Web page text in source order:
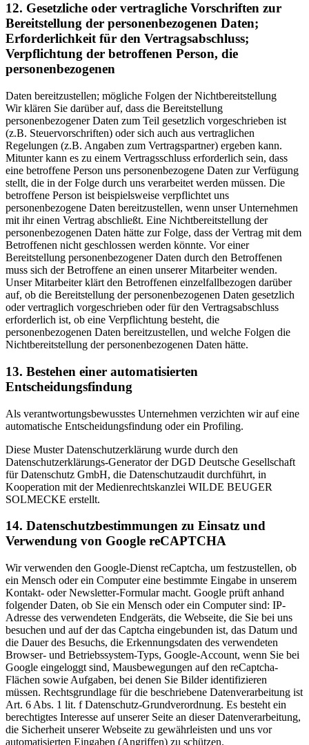
12. Gesetzliche oder vertragliche Vorschriften zur
Bereitstellung der personenbezogenen Daten;
Erforderlichkeit für den Vertragsabschluss;
Verpflichtung der betroffenen Person, die
personenbezogenen
Daten bereitzustellen; mögliche Folgen der Nichtbereitstellung
Wir klären Sie darüber auf, dass die Bereitstellung
personenbezogener Daten zum Teil gesetzlich vorgeschrieben ist
(z.B. Steuervorschriften) oder sich auch aus vertraglichen
Regelungen (z.B. Angaben zum Vertragspartner) ergeben kann.
Mitunter kann es zu einem Vertragsschluss erforderlich sein, dass
eine betroffene Person uns personenbezogene Daten zur Verfügung
stellt, die in der Folge durch uns verarbeitet werden müssen. Die
betroffene Person ist beispielsweise verpflichtet uns
personenbezogene Daten bereitzustellen, wenn unser Unternehmen
mit ihr einen Vertrag abschließt. Eine Nichtbereitstellung der
personenbezogenen Daten hätte zur Folge, dass der Vertrag mit dem
Betroffenen nicht geschlossen werden könnte. Vor einer
Bereitstellung personenbezogener Daten durch den Betroffenen
muss sich der Betroffene an einen unserer Mitarbeiter wenden.
Unser Mitarbeiter klärt den Betroffenen einzelfallbezogen darüber
auf, ob die Bereitstellung der personenbezogenen Daten gesetzlich
oder vertraglich vorgeschrieben oder für den Vertragsabschluss
erforderlich ist, ob eine Verpflichtung besteht, die
personenbezogenen Daten bereitzustellen, und welche Folgen die
Nichtbereitstellung der personenbezogenen Daten hätte.
13. Bestehen einer automatisierten
Entscheidungsfindung
Als verantwortungsbewusstes Unternehmen verzichten wir auf eine
automatische Entscheidungsfindung oder ein Profiling.
Diese Muster Datenschutzerklärung wurde durch den
Datenschutzerklärungs-Generator der DGD Deutsche Gesellschaft
für Datenschutz GmbH, die Datenschutzaudit durchführt, in
Kooperation mit der Medienrechtskanzlei WILDE BEUGER
SOLMECKE erstellt.
14. Datenschutzbestimmungen zu Einsatz und
Verwendung von Google reCAPTCHA
Wir verwenden den Google-Dienst reCaptcha, um festzustellen, ob
ein Mensch oder ein Computer eine bestimmte Eingabe in unserem
Kontakt- oder Newsletter-Formular macht. Google prüft anhand
folgender Daten, ob Sie ein Mensch oder ein Computer sind: IP-
Adresse des verwendeten Endgeräts, die Webseite, die Sie bei uns
besuchen und auf der das Captcha eingebunden ist, das Datum und
die Dauer des Besuchs, die Erkennungsdaten des verwendeten
Browser- und Betriebssystem-Typs, Google-Account, wenn Sie bei
Google eingeloggt sind, Mausbewegungen auf den reCaptcha-
Flächen sowie Aufgaben, bei denen Sie Bilder identifizieren
müssen. Rechtsgrundlage für die beschriebene Datenverarbeitung ist
Art. 6 Abs. 1 lit. f Datenschutz-Grundverordnung. Es besteht ein
berechtigtes Interesse auf unserer Seite an dieser Datenverarbeitung,
die Sicherheit unserer Webseite zu gewährleisten und uns vor
automatisierten Eingaben (Angriffen) zu schützen.